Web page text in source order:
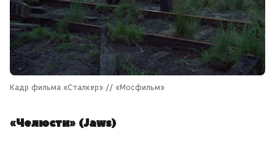
Кадр фильма «Сталкер» // «Мосфильм»
«Челюсти» (Jaws)